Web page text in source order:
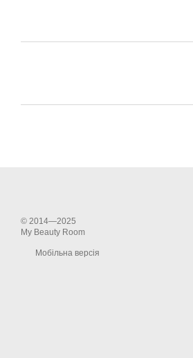
© 2014—2025
My Beauty Room
Мобільна версія